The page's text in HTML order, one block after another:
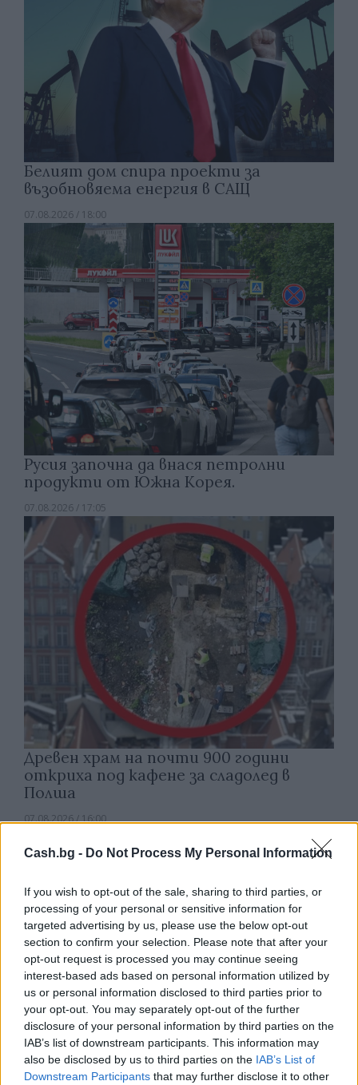
Cash.bg - Do Not Process My Personal Information
If you wish to opt-out of the sale, sharing to third parties, or
processing of your personal or sensitive information for
targeted advertising by us, please use the below opt-out
section to confirm your selection. Please note that after your
opt-out request is processed you may continue seeing
interest-based ads based on personal information utilized by
us or personal information disclosed to third parties prior to
your opt-out. You may separately opt-out of the further
disclosure of your personal information by third parties on the
IAB’s list of downstream participants. This information may
also be disclosed by us to third parties on the IAB’s List of
Downstream Participants that may further disclose it to other
Белият дом спира проекти за
възобновяема енергия в САЩ
07.08.2026 / 18:00
Русия започна да внася петролни
продукти от Южна Корея.
07.08.2026 / 17:05
Древен храм на почти 900 години
откриха под кафене за сладолед в
Полша
07.08.2026 / 16:00
Изкуствен интелект за първи път